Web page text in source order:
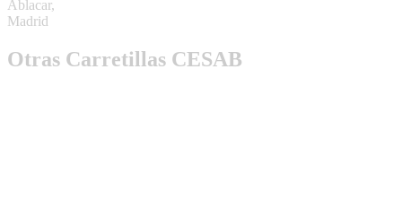
Otras Carretillas CESAB